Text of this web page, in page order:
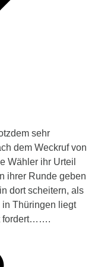
sehr
dem Weckruf von
Wähler ihr Urteil
ihrer Runde geben
dort scheitern, als
in Thüringen liegt
fordert…….